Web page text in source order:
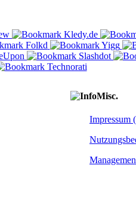
Misc.
Impressum